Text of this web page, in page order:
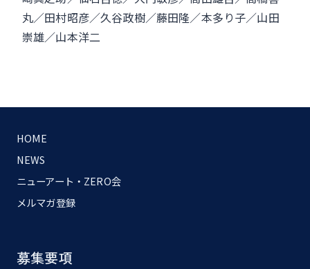
丸／田村昭彦／久谷政樹／藤田隆／本多り子／山田
崇雄／山本洋二
HOME
NEWS
ニューアート・ZERO会
メルマガ登録
募集要項